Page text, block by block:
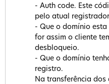
- Auth code. Este
pelo atual
- Que o domínio
for assim o cliente
desbloqueio.
- Que o domínio
registro.
Na transferência